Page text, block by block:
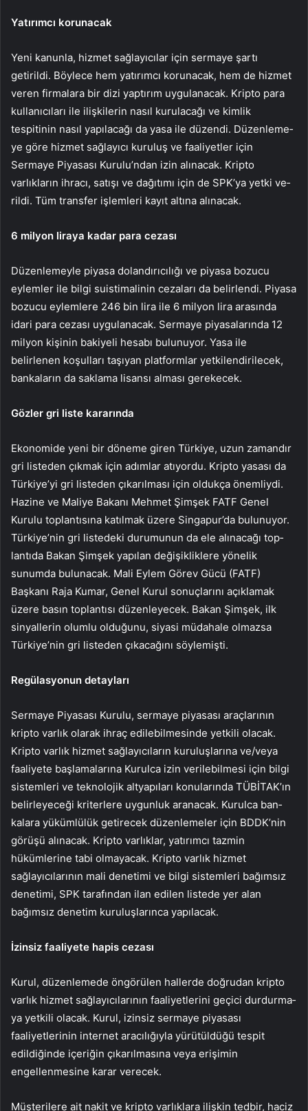
Yatırımcı korunacak
Yeni kanunla, hizmet sağlayı­cılar için sermaye şartı
getirildi. Böylece hem yatırımcı koruna­cak, hem de hizmet
veren firma­lara bir dizi yaptırım uygulana­cak. Kripto para
kullanıcıları ile ilişkilerin nasıl kurulacağı ve kimlik
tespitinin nasıl yapılacağı da yasa ile düzendi. Düzenleme­
ye göre hizmet sağlayıcı kuruluş ve faaliyetler için
Sermaye Piya­sası Kurulu’ndan izin alınacak. Kripto
varlıkların ihracı, satışı ve dağıtımı için de SPK’ya yetki ve­
rildi. Tüm transfer işlemleri ka­yıt altına alınacak.
6 milyon liraya kadar para cezası
Düzenlemeyle piyasa dolandı­rıcılığı ve piyasa bozucu
eylemler ile bilgi suistimalinin cezaları da belirlendi. Piyasa
bozucu eylem­lere 246 bin lira ile 6 milyon lira arasında
idari para cezası uygu­lanacak. Sermaye piyasalarında 12
milyon kişinin bakiyeli hesabı bulunuyor. Yasa ile
belirlenen ko­şulları taşıyan platformlar yetki­lendirilecek,
bankaların da sakla­ma lisansı alması gerekecek.
Gözler gri liste kararında
Ekonomide yeni bir döneme giren Türkiye, uzun zamandır
gri listeden çıkmak için adımlar atıyordu. Kripto yasası da
Türki­ye’yi gri listeden çıkarılması için oldukça önemliydi.
Hazine ve Maliye Bakanı Mehmet Şimşek FATF Genel
Kurulu toplantısına katılmak üzere Singapur’da bu­lunuyor.
Türkiye’nin gri listedeki durumunun da ele alınacağı top­
lantıda Bakan Şimşek yapılan de­ğişikliklere yönelik
sunumda bu­lunacak. Mali Eylem Görev Gücü (FATF)
Başkanı Raja Kumar, Ge­nel Kurul sonuçlarını açıklamak
üzere basın toplantısı düzenleye­cek. Bakan Şimşek, ilk
sinyalle­rin olumlu olduğunu, siyasi mü­dahale olmazsa
Türkiye’nin gri listeden çıkacağını söylemişti.
Regülasyonun detayları
Sermaye Piyasası Kurulu, ser­maye piyasası araçlarının
krip­to varlık olarak ihraç edilebilme­sinde yetkili olacak.
Kripto varlık hizmet sağlayıcıların kuruluşla­rına ve/veya
faaliyete başlama­larına Kurulca izin verilebilmesi için bilgi
sistemleri ve teknolojik altyapıları konularında TÜBİ­TAK’ın
belirleyeceği kriterlere uygunluk aranacak. Kurulca ban­
kalara yükümlülük getirecek dü­zenlemeler için BDDK’nin
görü­şü alınacak. Kripto varlıklar, ya­tırımcı tazmin
hükümlerine tabi olmayacak. Kripto varlık hizmet
sağlayıcılarının mali denetimi ve bilgi sistemleri bağımsız
dene­timi, SPK tarafından ilan edilen listede yer alan
bağımsız denetim kuruluşlarınca yapılacak.
İzinsiz faaliyete hapis cezası
Kurul, düzenlemede öngö­rülen hallerde doğrudan krip­to
varlık hizmet sağlayıcılarının faaliyetlerini geçici durdurma­
ya yetkili olacak. Kurul, izinsiz sermaye piyasası
faaliyetleri­nin internet aracılığıyla yürü­tüldüğü tespit
edildiğinde içeri­ğin çıkarılmasına veya erişimin
engellenmesine karar verecek.
Müşterilere ait nakit ve kripto varlıklara ilişkin tedbir, haciz